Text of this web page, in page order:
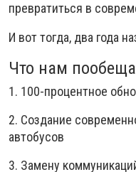
превратиться в
И вот тогда, два года
Что нам
1. 100-процентное
2. Создание
автобусов
3. Замену